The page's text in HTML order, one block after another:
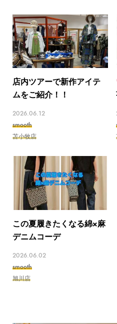
店内ツアーで新作アイテ
ムをご紹介！！
2026.06.12
smooth
苫小牧店
この夏履きたくなる綿×麻
デニムコーデ
2026.06.02
smooth
旭川店